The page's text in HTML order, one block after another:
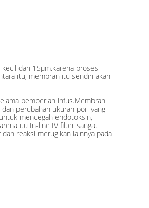
dari 15μm.karena proses
itu, membran itu sendiri akan
pemberian infus.Membran
perubahan ukuran pori yang
mencegah endotoksin,
itu In-line IV filter sangat
reaksi merugikan lainnya pada